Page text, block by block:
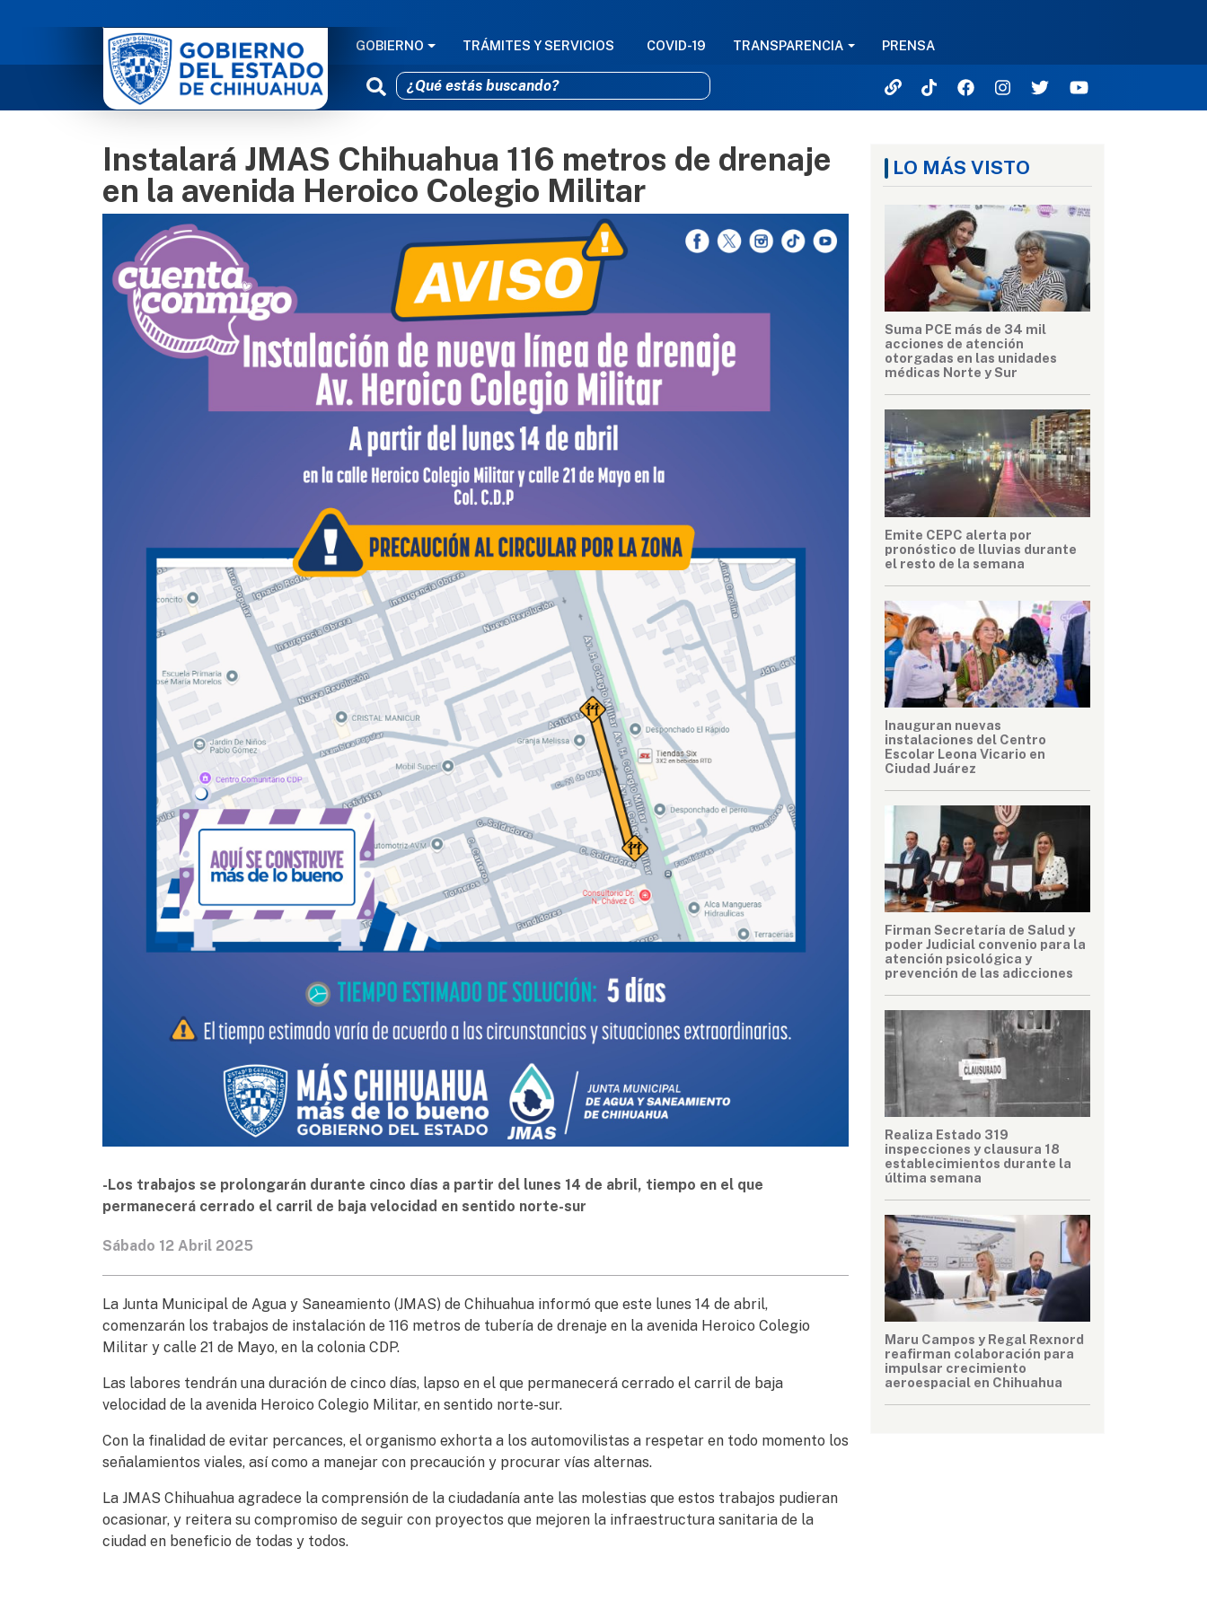
Pasar al contenido principal
NAVEGACIÓN PRINCIPAL
GOBIERNO TRÁMITES Y SERVICIOS COVID-19 TRANSPARENCIA PRENSA
Instalará JMAS Chihuahua 116 metros de drenaje
en la avenida Heroico Colegio Militar
-Los trabajos se prolongarán durante cinco días a partir del lunes 14 de abril, tiempo en el que
permanecerá cerrado el carril de baja velocidad en sentido norte-sur
Sábado 12 Abril 2025
La Junta Municipal de Agua y Saneamiento (JMAS) de Chihuahua informó que este lunes 14 de abril,
comenzarán los trabajos de instalación de 116 metros de tubería de drenaje en la avenida Heroico Colegio
Militar y calle 21 de Mayo, en la colonia CDP.
Las labores tendrán una duración de cinco días, lapso en el que permanecerá cerrado el carril de baja
velocidad de la avenida Heroico Colegio Militar, en sentido norte-sur.
Con la finalidad de evitar percances, el organismo exhorta a los automovilistas a respetar en todo momento los
señalamientos viales, así como a manejar con precaución y procurar vías alternas.
La JMAS Chihuahua agradece la comprensión de la ciudadanía ante las molestias que estos trabajos pudieran
ocasionar, y reitera su compromiso de seguir con proyectos que mejoren la infraestructura sanitaria de la
ciudad en beneficio de todas y todos.
LO MÁS VISTO
Suma PCE más de 34 mil
acciones de atención
otorgadas en las unidades
médicas Norte y Sur
Emite CEPC alerta por
pronóstico de lluvias durante
el resto de la semana
Inauguran nuevas
instalaciones del Centro
Escolar Leona Vicario en
Ciudad Juárez
Firman Secretaría de Salud y
poder Judicial convenio para la
atención psicológica y
prevención de las adicciones
Realiza Estado 319
inspecciones y clausura 18
establecimientos durante la
última semana
Maru Campos y Regal Rexnord
reafirman colaboración para
impulsar crecimiento
aeroespacial en Chihuahua